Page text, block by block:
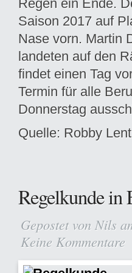
Regen ein Ende.
Saison 2017 auf
Nase vorn. Martin
landeten auf den
findet einen Tag
Termin für alle
Donnerstag
Quelle: Robby
Regelkunde in
Gepostet von Nils
Keine Kommentare